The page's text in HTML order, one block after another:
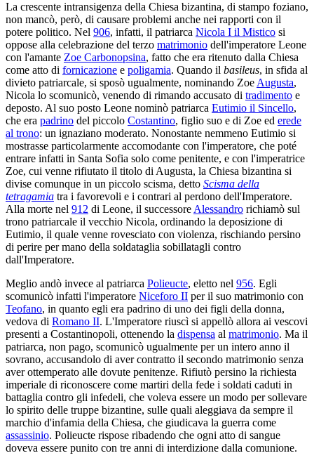
La crescente intransigenza della Chiesa bizantina, di stampo foziano,
non mancò, però, di causare problemi anche nei rapporti con il
potere politico. Nel 906, infatti, il patriarca Nicola I il Mistico si
oppose alla celebrazione del terzo matrimonio dell'imperatore Leone
con l'amante Zoe Carbonopsina, fatto che era ritenuto dalla Chiesa
come atto di fornicazione e poligamia. Quando il basileus, in sfida al
divieto patriarcale, si sposò ugualmente, nominando ZoeAugusta,
Nicola lo scomunicò, venendo di rimando accusato di tradimento e
deposto. Al suo posto Leone nominò patriarca Eutimio il Sincello,
che era padrino del piccolo Costantino, figlio suo e di Zoe ed erede
al trono: un ignaziano moderato. Nonostante nemmeno Eutimio si
mostrasse particolarmente accomodante con l'imperatore, che poté
entrare infatti in Santa Sofia solo come penitente, e con l'imperatrice
Zoe, cui venne rifiutato il titolo di Augusta, la Chiesa bizantina si
divise comunque in un piccolo scisma, detto Scisma della
tetragamia tra i favorevoli e i contrari al perdono dell'Imperatore.
Alla morte nel 912 di Leone, il successoreAlessandro richiamò sul
trono patriarcale il vecchio Nicola, ordinando la deposizione di
Eutimio, il quale venne rovesciato con violenza, rischiando persino
di perire per mano della soldataglia sobillatagli contro
dall'Imperatore.
Meglio andò invece al patriarca Polieucte, eletto nel 956. Egli
scomunicò infatti l'imperatore Niceforo II per il suo matrimonio con
Teofano, in quanto egli era padrino di uno dei figli della donna,
vedova di Romano II. L'Imperatore riuscì si appellò allora ai vescovi
presenti a Costantinopoli, ottenendo la dispensa al matrimonio. Ma il
patriarca, non pago, scomunicò ugualmente per un intero anno il
sovrano, accusandolo di aver contratto il secondo matrimonio senza
aver ottemperato alle dovute penitenze. Rifiutò persino la richiesta
imperiale di riconoscere come martiri della fede i soldati caduti in
battaglia contro gli infedeli, che voleva essere un modo per sollevare
lo spirito delle truppe bizantine, sulle quali aleggiava da sempre il
marchio d'infamia della Chiesa, che giudicava la guerra come
assassinio. Polieucte rispose ribadendo che ogni atto di sangue
doveva essere punito con tre anni di interdizione dalla comunione.